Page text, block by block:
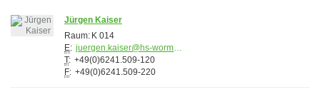
Jürgen Kaiser
Raum: K 014
E:
juergen.kaiser@hs-worms.de
T: +49(0)6241.509-120
F: +49(0)6241.509-220